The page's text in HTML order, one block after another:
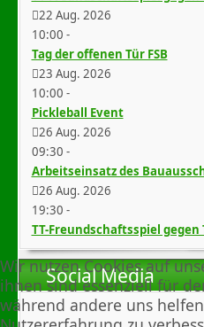
22 Aug. 2026
10:00 -
Tag der offenen Tür FSB
23 Aug. 2026
10:00 -
Pickleball Event
26 Aug. 2026
09:30 -
Arbeitseinsatz des
26 Aug. 2026
19:30 -
TT-Freundschaftsspiel gegen
Social Media
Wir nutzen Cookies auf
ihnen sind essenziell für
während andere uns